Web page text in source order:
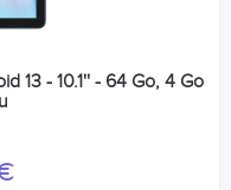
13 - 10.1'' - 64 Go, 4 Go